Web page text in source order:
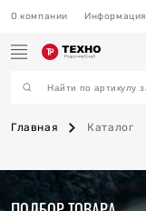
О компании Информация
Главная Каталог